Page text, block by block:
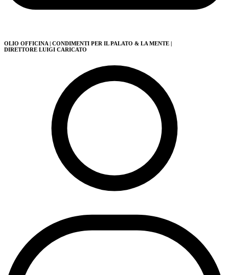
OLIO OFFICINA | CONDIMENTI PER IL PALATO & LA MENTE |
DIRETTORE LUIGI CARICATO